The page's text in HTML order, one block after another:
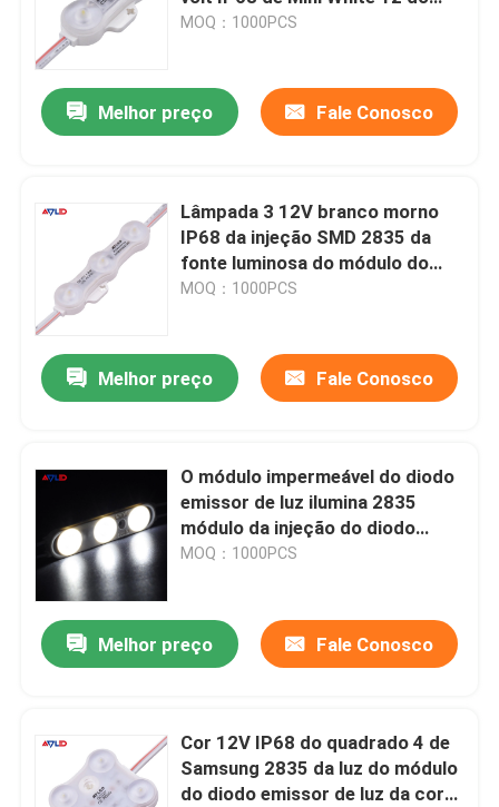
Quem Somos
luminoso de Samsung
MOQ：1000PCS
Melhor preço Fale Conosco
Lâmpada 3 12V branco morno
IP68 da injeção SMD 2835 da
fonte luminosa do módulo do
diodo emissor de luz de
MOQ：1000PCS
Melhor preço Fale Conosco
O módulo impermeável do diodo
emissor de luz ilumina 2835
módulo da injeção do diodo
emissor de luz do diodo emissor
MOQ：1000PCS
Melhor preço Fale Conosco
Cor 12V IP68 do quadrado 4 de
Samsung 2835 da luz do módulo
do diodo emissor de luz da cor